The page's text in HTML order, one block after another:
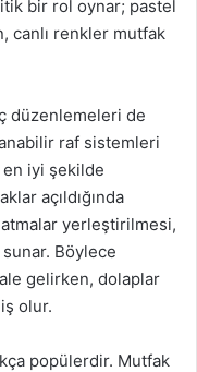
bir rol oynar; pastel
canlı renkler mutfak
düzenlemeleri de
raf sistemleri
en iyi şekilde
açıldığında
yerleştirilmesi,
Böylece
gelirken, dolaplar
olur.
popülerdir. Mutfak